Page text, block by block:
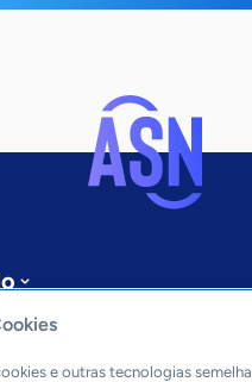
contato
e outras tecnologias